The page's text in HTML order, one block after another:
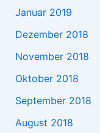
Januar 2019
Dezember 2018
November 2018
Oktober 2018
September 2018
August 2018